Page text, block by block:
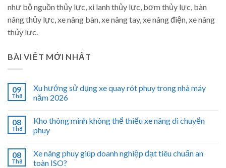
như bộ nguồn thủy lực, xi lanh thủy lực, bơm thủy lực, bàn
nâng thủy lực, xe nâng bàn, xe nâng tay, xe nâng điện, xe nâng
thủy lực.
BÀI VIẾT MỚI NHẤT
09
Th8
Xu hướng sử dụng xe quay rót phuy trong nhà máy
năm 2026
08
Th8
Kho thông minh không thể thiếu xe nâng di chuyển
phuy
08
Th8
Xe nâng phuy giúp doanh nghiệp đạt tiêu chuẩn an
toàn ISO?